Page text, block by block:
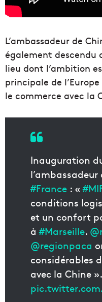
L’ambassadeur de
également descendu
lieu dont l’ambition
principale de
le commerce avec la
Inauguration
#France : «
conditions
et un confort
à#Marseille.
@regionpaca
considérables
avec la Chine ».